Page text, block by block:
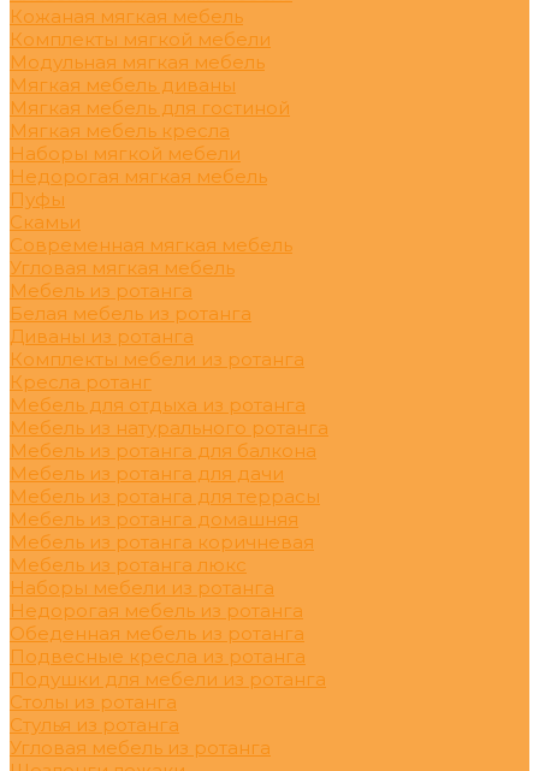
Кожаная мягкая мебель
Комплекты мягкой мебели
Модульная мягкая мебель
Мягкая мебель диваны
Мягкая мебель для гостиной
Мягкая мебель кресла
Наборы мягкой мебели
Недорогая мягкая мебель
Пуфы
Скамьи
Современная мягкая мебель
Угловая мягкая мебель
Мебель из ротанга
Белая мебель из ротанга
Диваны из ротанга
Комплекты мебели из ротанга
Кресла ротанг
Мебель для отдыха из ротанга
Мебель из натурального ротанга
Мебель из ротанга для балкона
Мебель из ротанга для дачи
Мебель из ротанга для террасы
Мебель из ротанга домашняя
Мебель из ротанга коричневая
Мебель из ротанга люкс
Наборы мебели из ротанга
Недорогая мебель из ротанга
Обеденная мебель из ротанга
Подвесные кресла из ротанга
Подушки для мебели из ротанга
Столы из ротанга
Стулья из ротанга
Угловая мебель из ротанга